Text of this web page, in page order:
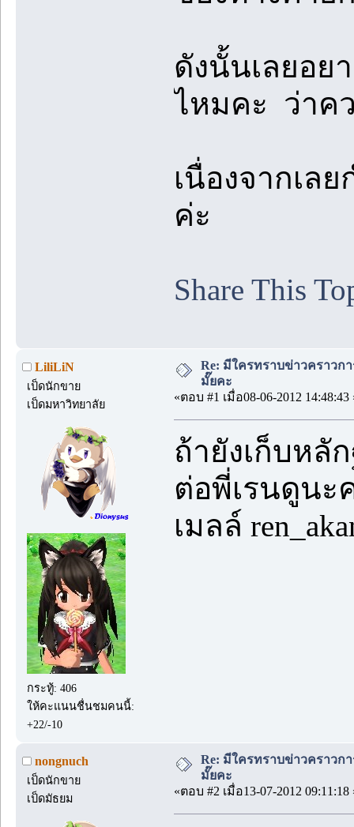
ดังนั้นเลยอย
ไหมคะ ว่าค
เนื่องจากเล
ค่ะ
Share This
LiliLiN
เป็ดนักขาย
เป็ดมหาวิทยาลัย
กระทู้: 406
ให้คะแนนชื่นชมคนนี้:
+22/-10
Re: มีใครทราบข่าวคราวก
มั๊ยคะ
«ตอบ #1 เมื่อ08-06-2012 14:48:43
ถ้ายังเก็บหลั
ต่อพี่เรนดูนะ
เมลล์
nongnuch
เป็ดนักขาย
เป็ดมัธยม
Re: มีใครทราบข่าวคราวก
มั๊ยคะ
«ตอบ #2 เมื่อ13-07-2012 09:11:18